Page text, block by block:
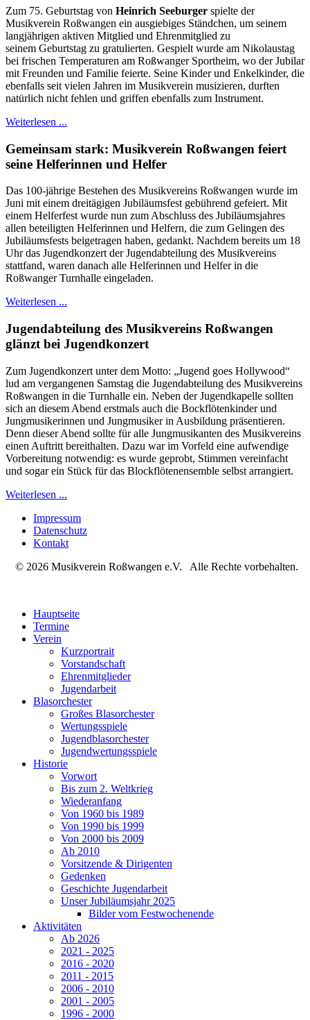
Zum 75. Geburtstag von Heinrich Seeburger spielte der
Musikverein Roßwangen ein ausgiebiges Ständchen, um seinem
langjährigen aktiven Mitglied und Ehrenmitglied zu
seinem Geburtstag zu gratulierten. Gespielt wurde am Nikolaustag
bei frischen Temperaturen am Roßwanger Sportheim, wo der Jubilar
mit Freunden und Familie feierte. Seine Kinder und Enkelkinder, die
ebenfalls seit vielen Jahren im Musikverein musizieren, durften
natürlich nicht fehlen und griffen ebenfalls zum Instrument.
Weiterlesen ...
Gemeinsam stark: Musikverein Roßwangen feiert
seine Helferinnen und Helfer
Das 100-jährige Bestehen des Musikvereins Roßwangen wurde im
Juni mit einem dreitägigen Jubiläumsfest gebührend gefeiert. Mit
einem Helferfest wurde nun zum Abschluss des Jubiläumsjahres
allen beteiligten Helferinnen und Helfern, die zum Gelingen des
Jubiläumsfests beigetragen haben, gedankt. Nachdem bereits um 18
Uhr das Jugendkonzert der Jugendabteilung des Musikvereins
stattfand, waren danach alle Helferinnen und Helfer in die
Roßwanger Turnhalle eingeladen.
Weiterlesen ...
Jugendabteilung des Musikvereins Roßwangen
glänzt bei Jugendkonzert
Zum Jugendkonzert unter dem Motto: „Jugend goes Hollywood“
lud am vergangenen Samstag die Jugendabteilung des Musikvereins
Roßwangen in die Turnhalle ein. Neben der Jugendkapelle sollten
sich an diesem Abend erstmals auch die Bockflötenkinder und
Jungmusikerinnen und Jungmusiker in Ausbildung präsentieren.
Denn dieser Abend sollte für alle Jungmusikanten des Musikvereins
einen Auftritt bereithalten. Dazu war im Vorfeld eine aufwendige
Vorbereitung notwendig: es wurde geprobt, Stimmen vereinfacht
und sogar ein Stück für das Blockflötenensemble selbst arrangiert.
Weiterlesen ...
Impressum
Datenschutz
Kontakt
© 2026 Musikverein Roßwangen e.V. Alle Rechte vorbehalten.
Hauptseite
Termine
Verein
Kurzportrait
Vorstandschaft
Ehrenmitglieder
Jugendarbeit
Blasorchester
Großes Blasorchester
Wertungsspiele
Jugendblasorchester
Jugendwertungsspiele
Historie
Vorwort
Bis zum 2. Weltkrieg
Wiederanfang
Von 1960 bis 1989
Von 1990 bis 1999
Von 2000 bis 2009
Ab 2010
Vorsitzende & Dirigenten
Gedenken
Geschichte Jugendarbeit
Unser Jubiläumsjahr 2025
Bilder vom Festwochenende
Aktivitäten
Ab 2026
2021 - 2025
2016 - 2020
2011 - 2015
2006 - 2010
2001 - 2005
1996 - 2000